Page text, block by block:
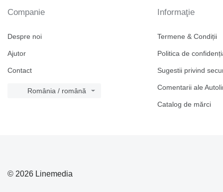
Companie
Despre noi
Ajutor
Contact
România / română
Informaţie
Termene & Condiții
Politica de
Sugestii privind
Comentarii ale
Catalog de mărcі
© 2026 Linemedia